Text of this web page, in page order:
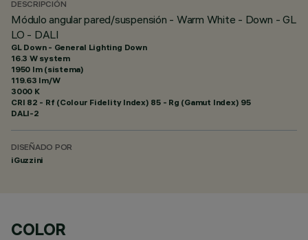
DESCRIPCIÓN
Módulo angular pared/suspensión - Warm White - Down - GL
LO - DALI
GL Down - General Lighting Down
16.3 W system
1950 lm (sistema)
119.63 lm/W
3000 K
CRI 82 - Rf (Colour Fidelity Index) 85 - Rg (Gamut Index) 95
DALI-2
DISEÑADO POR
iGuzzini
COLOR